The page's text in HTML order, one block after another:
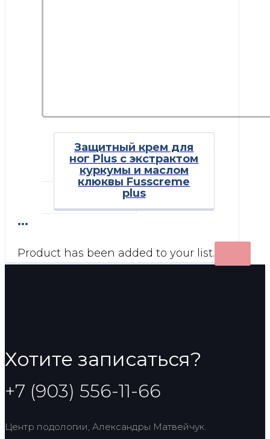
Защитный крем для
ног Plus с экстрактом
куркумы и маслом
клюквы Fusscreme
plusЭтот
товар
вариаций.
товара.
...
Product has been added to your list.
Хотите записаться?
+7 (903) 556-11-66
Центр подологии, Александры Матвейчук.